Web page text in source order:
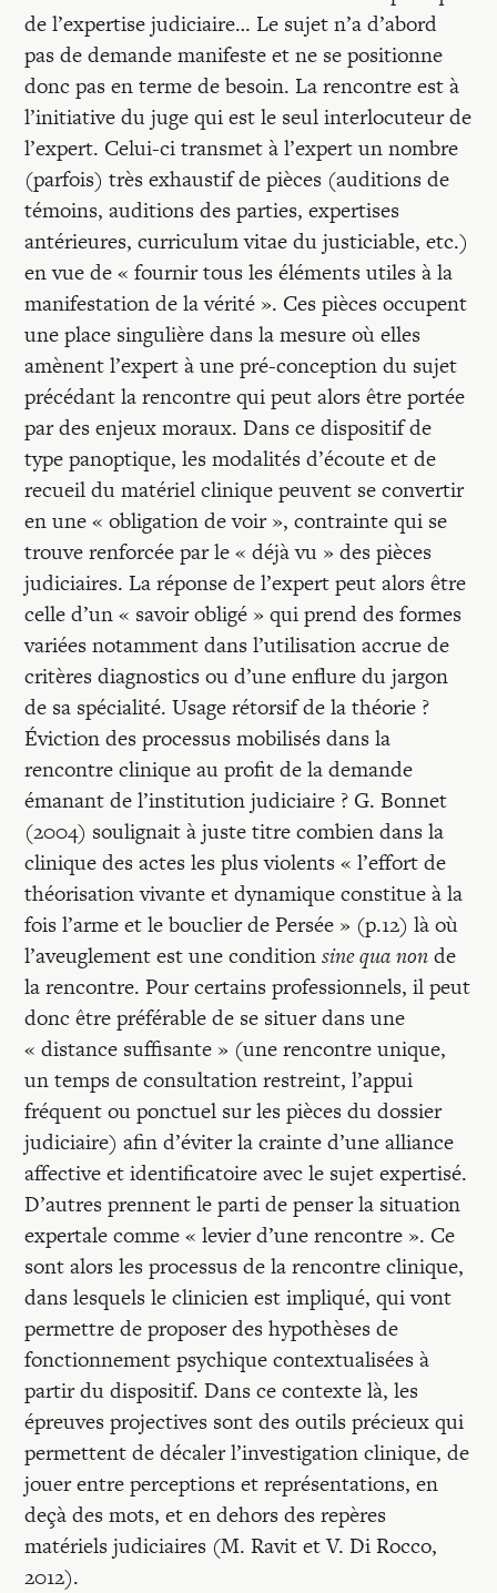
de l’expertise judiciaire… Le sujet n’a d’abord
pas de demande manifeste et ne se positionne
donc pas en terme de besoin. La rencontre est à
l’initiative du juge qui est le seul interlocuteur de
l’expert. Celui-ci transmet à l’expert un nombre
(parfois) très exhaustif de pièces (auditions de
témoins, auditions des parties, expertises
antérieures, curriculum vitae du justiciable, etc.)
en vue de « fournir tous les éléments utiles à la
manifestation de la vérité ». Ces pièces occupent
une place singulière dans la mesure où elles
amènent l’expert à une pré-conception du sujet
précédant la rencontre qui peut alors être portée
par des enjeux moraux. Dans ce dispositif de
type panoptique, les modalités d’écoute et de
recueil du matériel clinique peuvent se convertir
en une « obligation de voir », contrainte qui se
trouve renforcée par le « déjà vu » des pièces
judiciaires. La réponse de l’expert peut alors être
celle d’un « savoir obligé » qui prend des formes
variées notamment dans l’utilisation accrue de
critères diagnostics ou d’une enflure du jargon
de sa spécialité. Usage rétorsif de la théorie ?
Éviction des processus mobilisés dans la
rencontre clinique au profit de la demande
émanant de l’institution judiciaire ? G. Bonnet
(2004) soulignait à juste titre combien dans la
clinique des actes les plus violents « l’effort de
théorisation vivante et dynamique constitue à la
fois l’arme et le bouclier de Persée » (p.12) là où
l’aveuglement est une conditionsine qua nonde
la rencontre. Pour certains professionnels, il peut
donc être préférable de se situer dans une
« distance suffisante » (une rencontre unique,
un temps de consultation restreint, l’appui
fréquent ou ponctuel sur les pièces du dossier
judiciaire) afin d’éviter la crainte d’une alliance
affective et identificatoire avec le sujet expertisé.
D’autres prennent le parti de penser la situation
expertale comme « levier d’une rencontre ». Ce
sont alors les processus de la rencontre clinique,
dans lesquels le clinicien est impliqué, qui vont
permettre de proposer des hypothèses de
fonctionnement psychique contextualisées à
partir du dispositif. Dans ce contexte là, les
épreuves projectives sont des outils précieux qui
permettent de décaler l’investigation clinique, de
jouer entre perceptions et représentations, en
deçà des mots, et en dehors des repères
matériels judiciaires (M. Ravit et V. Di Rocco,
2012).